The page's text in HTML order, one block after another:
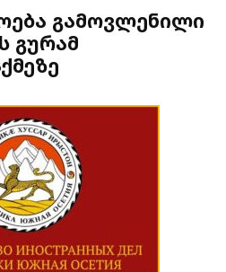
გამოვლენილი
გურამ